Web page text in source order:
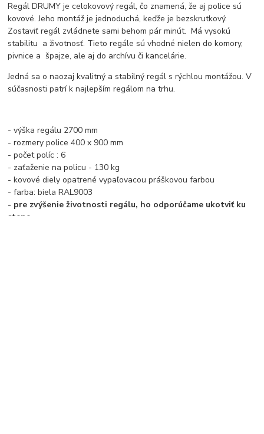
Regál DRUMY je celokovový regál, čo znamená, že aj police sú
kovové. Jeho montáž je jednoduchá, keďže je bezskrutkový.
Zostaviť regál zvládnete sami behom pár minút. Má vysokú
stabilitu a životnosť. Tieto regále sú vhodné nielen do komory,
pivnice a špajze, ale aj do archívu či kancelárie.
Jedná sa o naozaj kvalitný a stabilný regál s rýchlou montážou. V
súčasnosti patrí k najlepším regálom na trhu.
- výška regálu 2700 mm
- rozmery police 400 x 900 mm
- počet políc : 6
- zaťaženie na policu - 130 kg
- kovové diely opatrené vypaľovacou práškovou farbou
- farba: biela RAL9003
- pre zvýšenie životnosti regálu, ho odporúčame ukotviť ku
stene